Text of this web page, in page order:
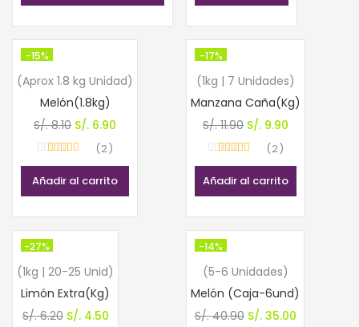
era:
es:
-15%
(Aprox 1.8 kg Unidad)
Melón(1.8kg)
S/.8.10 El
precio
original
era:
S/. 6.90
actual
es:
2
Añadir al carrito
-17%
(1kg | 7 Unidades)
Manzana Caña(Kg)
S/.11.90 El
precio
original
era:
S/. 9.90
actual
es:
2
Añadir al carrito
-27%
(1kg | 20-25 Unid)
Limón Extra(Kg)
S/.6.20 El
S/.4.50El
-14%
(5-6 Unidades)
Melón (Caja-6und)
S/.40.90 El
S/.35.00El